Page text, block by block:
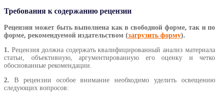
Требования к содержанию рецензии
Рецензия может быть выполнена как в свободной форме, так и по
форме, рекомендуемой издательством (загрузить форму).
1. Рецензия должна содержать квалифицированный анализ материала
статьи, объективную, аргументированную его оценку и четко
обоснованные рекомендации.
2. В рецензии особое внимание необходимо уделить освещению
следующих вопросов: